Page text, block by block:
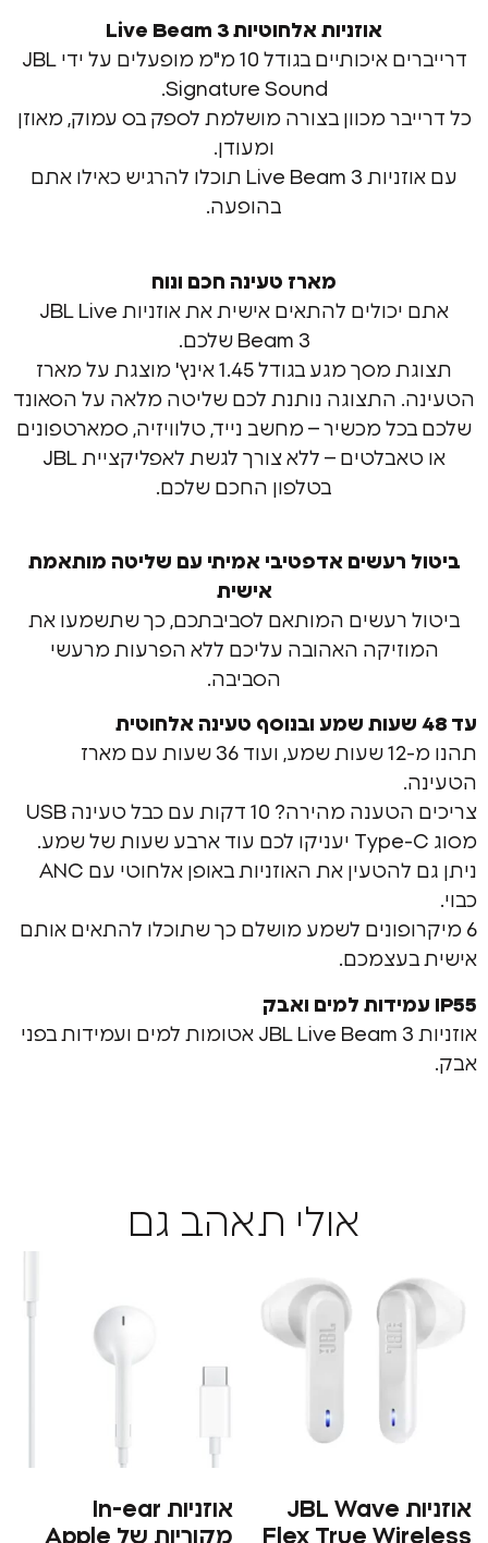
אוזניות אלחוטיות Live Beam 3
דרייברים איכותיים בגודל 10 מ"מ מופעלים על ידי JBL
Signature Sound.
מכוון בצורה מושלמת לספק בס עמוק, מאוזן
עם אוזניות Live Beam 3 תוכלו להרגיש כאילו אתם
מארז טעינה חכם ונוח
אתם יכולים להתאים אישית את אוזניות JBL Live
תצוגת מסך מגע בגודל 1.45 אינץ' מוצגת על מארז
התצוגה נותנת לכם שליטה מלאה על הסאונד
מכשיר – מחשב נייד, טלוויזיה, סמארטפונים
או טאבלטים – ללא צורך לגשת לאפליקציית JBL
בטלפון החכם שלכם.
רעשים אדפטיבי אמיתי עם שליטה מותאמת
רעשים המותאם לסביבתכם, כך שתשמעו את
האהובה עליכם ללא הפרעות מרעשי
תהנו מ-12 שעות שמע, ועוד 36 שעות עם מארז
צריכים הטענה מהירה? 10 דקות עם כבל טעינה USB
ניתן גם להטעין את האוזניות באופן אלחוטי עם ANC
לשמע מושלם כך שתוכלו להתאים אותם
אוזניות JBL Live Beam 3 אטומות למים ועמידות בפני
אולי תאהב גם
אוזניות JBL Wave
Flex True
אוזניות In-ear
מקוריות של Apple